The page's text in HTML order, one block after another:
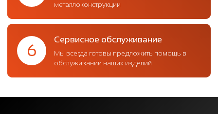
металлоконструкции
6
Сервисное обслуживание
Мы всегда готовы предложить помощь в
обслуживании наших изделий